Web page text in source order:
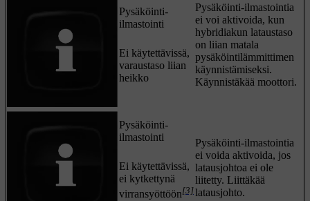
Pysäköinti-
ilmastointi
Ei käytettävissä,
varaustaso liian
heikko
Pysäköinti-ilmastointia
ei voi aktivoida, kun
hybridiakun lataustaso
on liian matala
pysäköintilämmittimen
käynnistämiseksi.
Käynnistäkää moottori.
Pysäköinti-
ilmastointi
Ei käytettävissä,
ei kytkettynä
virransyöttöön[3]
Pysäköinti-ilmastointia
ei voida aktivoida, jos
latausjohtoa ei ole
liitetty. Liittäkää
latausjohto.